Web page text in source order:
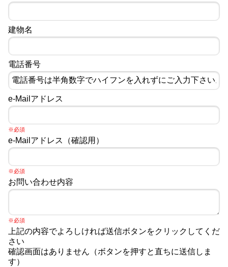
建物名
電話番号
e-Mailアドレス
※必須
e-Mailアドレス（確認用）
※必須
お問い合わせ内容
※必須
上記の内容でよろしければ送信ボタンをクリックしてくだ
さい
確認画面はありません（ボタンを押すと直ちに送信しま
す）